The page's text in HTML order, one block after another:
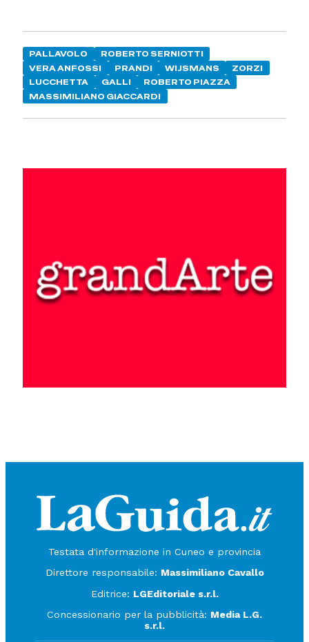
PALLAVOLO
ROBERTO SERNIOTTI
VERA ANFOSSI
PRANDI WIJSMANS
ZORZI
LUCCHETTA
GALLI
ROBERTO PIAZZA
MASSIMILIANO GIACCARDI
Testata d'informazione in Cuneo e provincia
Direttore responsabile: Massimiliano Cavallo
Editrice: LGEditoriale s.r.l.
Concessionario per la pubblicità: Media L.G.
s.r.l.